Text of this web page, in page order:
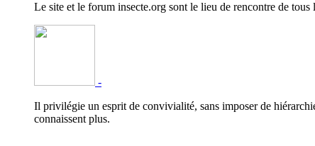
Le site et le forum insecte.org sont le lieu de rencontre de
-
Il privilégie un esprit de convivialité, sans imposer de
connaissent plus.